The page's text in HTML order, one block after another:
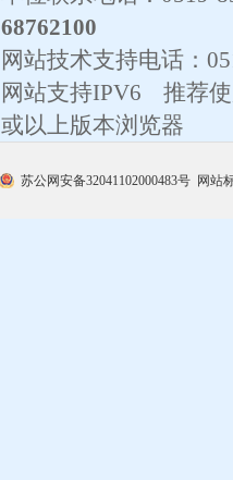
68762100
网站技术支持电话：
网站支持IPV6 推荐使
或以上版本浏览器
苏公网安备32041102000483号 网站